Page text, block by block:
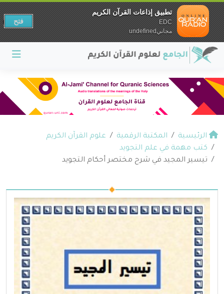
الرئيسية المكتبة الرقمية
علوم القرآن الكريم
كتب مهمة في علم التجويد
تيسير المجيد في شرح مختصر أحكام التجويد
تطبيق إذاعات القرآن الكريم
EDC
مجانيundefined
فتح